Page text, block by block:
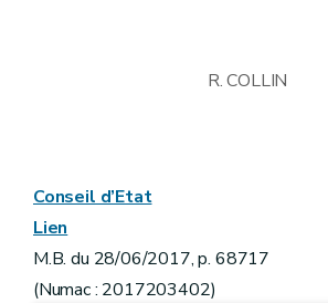
R. COLLIN
Conseil d’Etat
Lien
M.B. du 28/06/2017, p. 68717
(Numac : 2017203402)